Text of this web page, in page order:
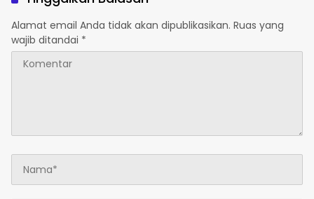
Alamat email Anda tidak akan dipublikasikan. Ruas yang
wajib ditandai *